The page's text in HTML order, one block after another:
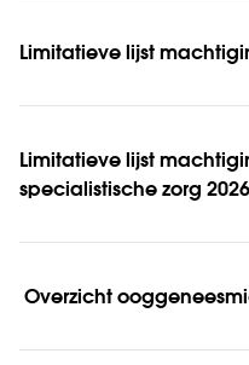
Limitatieve lijst
Limitatieve lijst
specialistische zorg 2026
Overzicht